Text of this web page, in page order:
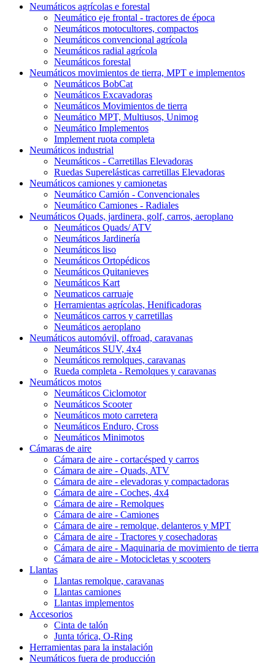
Neumáticos agrícolas e forestal
Neumático eje frontal - tractores de época
Neumáticos motocultores, compactos
Neumáticos convencional agrícola
Neumáticos radial agrícola
Neumáticos forestal
Neumáticos movimientos de tierra, MPT e implementos
Neumáticos BobCat
Neumáticos Excavadoras
Neumáticos Movimientos de tierra
Neumático MPT, Multiusos, Unimog
Neumático Implementos
Implement ruota completa
Neumáticos industrial
Neumáticos - Carretillas Elevadoras
Ruedas Superelásticas carretillas Elevadoras
Neumáticos camiones y camionetas
Neumático Camión - Convencionales
Neumático Camiones - Radiales
Neumáticos Quads, jardinera, golf, carros, aeroplano
Neumáticos Quads/ ATV
Neumáticos Jardinería
Neumáticos liso
Neumáticos Ortopédicos
Neumáticos Quitanieves
Neumáticos Kart
Neumaticos carruaje
Herramientas agrícolas, Henificadoras
Neumáticos carros y carretillas
Neumáticos aeroplano
Neumáticos automóvil, offroad, caravanas
Neumáticos SUV, 4x4
Neumáticos remolques, caravanas
Rueda completa - Remolques y caravanas
Neumáticos motos
Neumáticos Ciclomotor
Neumáticos Scooter
Neumáticos moto carretera
Neumáticos Enduro, Cross
Neumáticos Minimotos
Cámaras de aire
Cámara de aire - cortacésped y carros
Cámara de aire - Quads, ATV
Cámara de aire - elevadoras y compactadoras
Cámara de aire - Coches, 4x4
Cámara de aire - Remolques
Cámara de aire - Camiones
Cámara de aire - remolque, delanteros y MPT
Cámara de aire - Tractores y cosechadoras
Cámara de aire - Maquinaria de movimiento de tierra
Cámara de aire - Motocicletas y scooters
Llantas
Llantas remolque, caravanas
Llantas camiones
Llantas implementos
Accesorios
Cinta de talón
Junta tórica, O-Ring
Herramientas para la instalación
Neumáticos fuera de producción